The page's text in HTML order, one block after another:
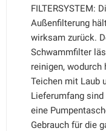
FILTERSYSTEM:
Außenfilterung
wirksam zurück.
Schwammfilter
reinigen,
Teichen mit Laub
Lieferumfang
eine
Gebrauch für die